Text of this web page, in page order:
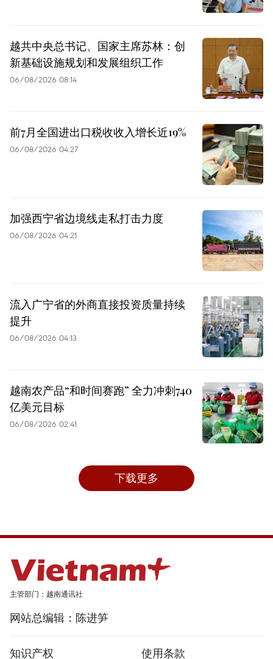
越共中央总书记、国家主席苏林：创
新基础设施规划和发展组织工作
06/08/2026 08:14
前7月全国进出口税收收入增长近19%
06/08/2026 04:27
加强西宁省边境线走私打击力度
06/08/2026 04:21
流入广宁省的外商直接投资质量持续
提升
06/08/2026 04:13
越南农产品“和时间赛跑” 全力冲刺740
亿美元目标
06/08/2026 02:41
下载更多
主管部门：越南通讯社
网站总编辑：陈进笋
知识产权 使用条款